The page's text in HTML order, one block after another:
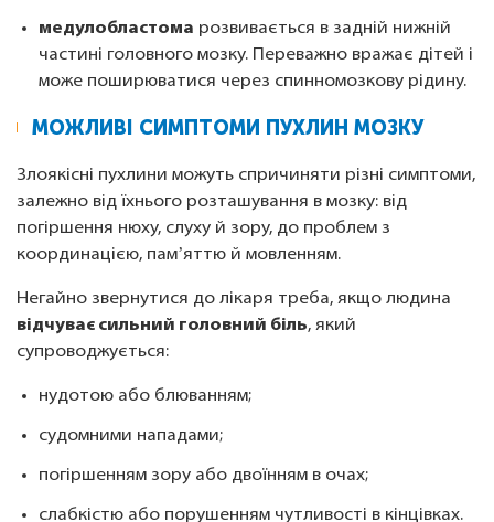
медулобластома розвивається в задній нижній
частині головного мозку. Переважно вражає дітей і
може поширюватися через спинномозкову рідину.
МОЖЛИВІ СИМПТОМИ ПУХЛИН МОЗКУ
Злоякісні пухлини можуть спричиняти різні симптоми,
залежно від їхнього розташування в мозку: від
погіршення нюху, слуху й зору, до проблем з
координацією, памʼяттю й мовленням.
Негайно звернутися до лікаря треба, якщо людина
відчуває сильний головний біль, який
супроводжується:
нудотою або блюванням;
судомними нападами;
погіршенням зору або двоїнням в очах;
слабкістю або порушенням чутливості в кінцівках.